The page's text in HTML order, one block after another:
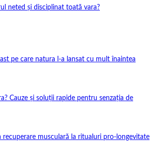
neted și disciplinat toată vara?
pe care natura l-a lansat cu mult înaintea
Cauze și soluții rapide pentru senzația de
recuperare musculară la ritualuri pro‑longevitate